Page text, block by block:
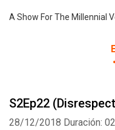
A Show For The Millennial
S2Ep22
28/12/2018 Duración: